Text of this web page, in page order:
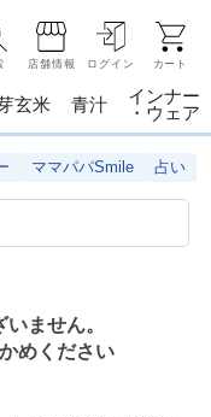
店舗情報 ログイン カート
玄米 青汁
インナー
・ウェア
ママパパSmile 占い
ません。
めください